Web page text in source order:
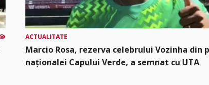
ACTUALITATE
Marcio Rosa, rezerva celebrului Vozinha din
naționalei Capului Verde, a semnat cu UTA